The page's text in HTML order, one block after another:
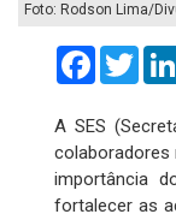
Foto: Rodson Lima/
Facebook
A SES
colaboradores
importância
fortalecer as